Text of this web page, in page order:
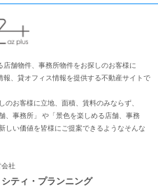
舗物件、事務所物件をお探しのお客様に
、貸オフィス情報を提供する不動産サイトで
お客様に⽴地、⾯積、賃料のみならず、
、事務所」 や「景⾊を楽しめる店舗、事務
しい価値を皆様にご提案できるようなそんな
会社
ティ・プランニング